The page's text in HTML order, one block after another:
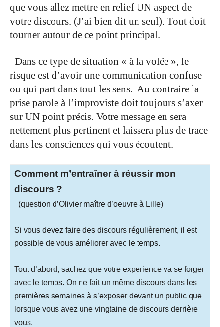
que vous allez mettre en relief UN aspect de
votre discours. (J’ai bien dit un seul). Tout doit
tourner autour de ce point principal.
Dans ce type de situation « à la volée », le
risque est d’avoir une communication confuse
ou qui part dans tout les sens. Au contraire la
prise parole à l’improviste doit toujours s’axer
sur UN point précis. Votre message en sera
nettement plus pertinent et laissera plus de trace
dans les consciences qui vous écoutent.
Comment m’entraîner à réussir mon
discours ?
(question d’Olivier maître d’oeuvre à Lille)
Si vous devez faire des discours régulièrement, il est
possible de vous améliorer avec le temps.
Tout d’abord, sachez que votre expérience va se forger
avec le temps. On ne fait un même discours dans les
premières semaines à s’exposer devant un public que
lorsque vous avez une vingtaine de discours derrière
vous.